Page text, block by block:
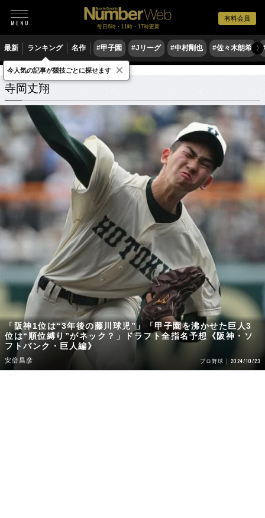
有料会員
毎日6時・11時・17時更新
最新 ランキング 名作 #甲子園 #Jリーグ #中村剛也 #佐々木朗希 〉
寺岡丈翔 関連記事
寺岡丈翔
「阪神1位は“3年後の藤川球児”」「甲子園を沸かせた巨人3
位は“順位縛り”がネック？」ドラフト全指名予想《阪神・ソ
フトバンク・巨人編》
安倍昌彦 プロ野球 2024/10/23
今人気の記事が競技ごとに探せます ×